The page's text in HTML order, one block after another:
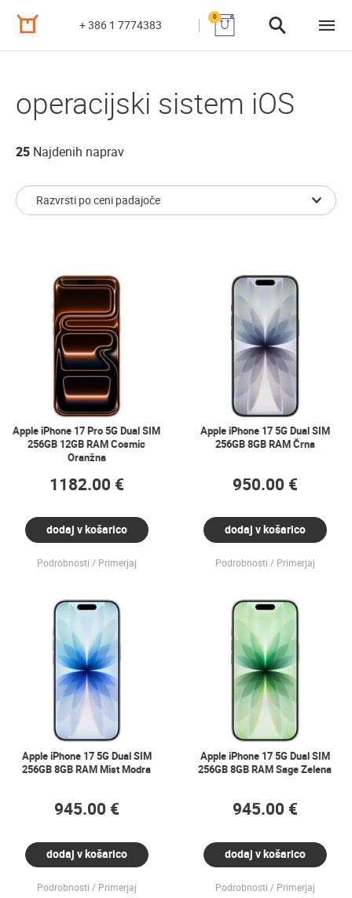
+ 386 1 7774383
0
operacijski sistem iOS
25 Najdenih naprav
Apple iPhone 17 Pro 5G Dual SIM
256GB 12GB RAM Cosmic
Oranžna
1182.00 €
dodaj v košarico
Podrobnosti Primerjaj
Apple iPhone 17 5G Dual SIM
256GB 8GB RAM Črna
950.00 €
dodaj v košarico
Podrobnosti Primerjaj
Apple iPhone 17 5G Dual SIM
256GB 8GB RAM Mist Modra
945.00 €
dodaj v košarico
Podrobnosti Primerjaj
Apple iPhone 17 5G Dual SIM
256GB 8GB RAM Sage Zelena
945.00 €
dodaj v košarico
Podrobnosti Primerjaj